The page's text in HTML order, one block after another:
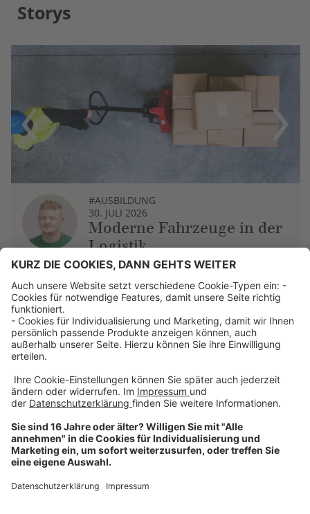
Storys
Previous
#AUSBILDUNG
30. JULI 2026
Moderne Fahrzeuge in der
Logistik
Next
Über uns
Dehner Unternehmen
Jobs bei Dehner